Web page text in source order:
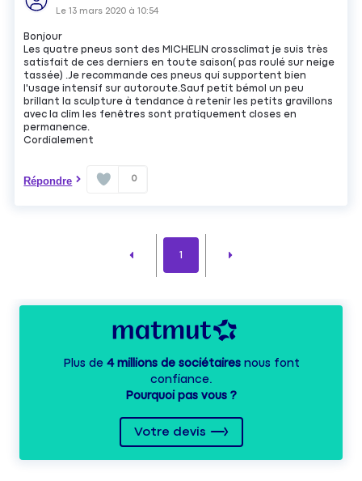
Le13 mars 2020 à10:54
Bonjour
Les quatre pneus sont des MICHELIN crossclimat je suis très
satisfait de ces derniers en toute saison( pas roulé sur neige
tassée) .Je recommande ces pneus qui supportent bien
l'usage intensif sur autoroute.Sauf petit bémol un peu
brillant la sculpture à tendance à retenir les petits gravillons
avec la clim les fenêtres sont pratiquement closes en
permanence.
Cordialement
Répondre 0
1
Plus de 4 millions de sociétairesnous font
confiance.
Pourquoi pas vous ?
Votre devis